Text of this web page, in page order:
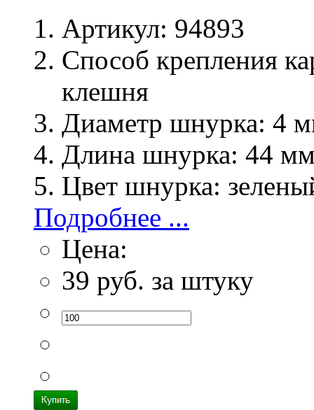
Артикул: 94893
Способ крепления
клешня
Диаметр шнурка: 4
Длина шнурка: 44
Цвет шнурка:
Подробнее ...
Цена:
39 руб. за штуку